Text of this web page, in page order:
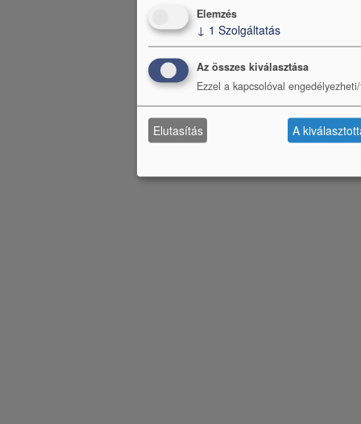
Elemzés
↓ 1 Szolgáltatás
Az összes kiválasztása
Ezzel a kapcsolóval
Elutasítás A